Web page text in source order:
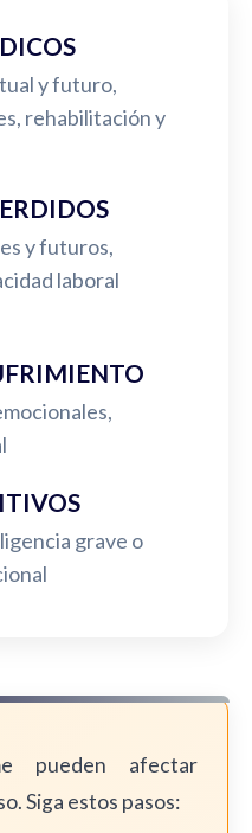
y futuro,
rehabilitación y
y futuros,
laboral
grave o
pueden afectar
Siga estos pasos: